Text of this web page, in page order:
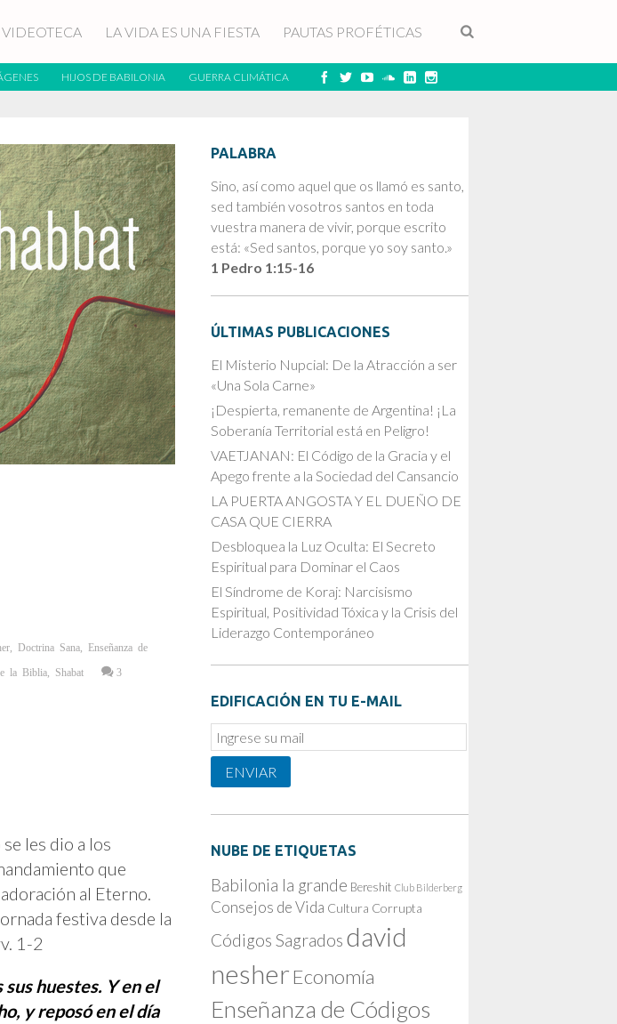
VIDEOTECA LA VIDA ES UNA FIESTA PAUTAS PROFÉTICAS
HIJOS DE BABILONIA GUERRA CLIMÁTICA
Doctrina Sana Enseñanza de
la Biblia Shabat 3
les dio a los
que
al Eterno.
festiva desde la
1-2
huestes. Y en el
y reposó en el día
PALABRA
Sino, así como aquel que os llamó es santo,
sed también vosotros santos en toda
vuestra manera de vivir, porque escrito
está: «Sed santos, porque yo soy santo.»
1 Pedro 1:15-16
ÚLTIMAS PUBLICACIONES
El Misterio Nupcial: De la Atracción a ser
«Una Sola Carne»
¡Despierta, remanente de Argentina! ¡La
Soberanía Territorial está en Peligro!
VAETJANAN: El Código de la Gracia y el
Apego frente a la Sociedad del Cansancio
LA PUERTA ANGOSTA Y EL DUEÑO DE
CASA QUE CIERRA
Desbloquea la Luz Oculta: El Secreto
Espiritual para Dominar el Caos
El Síndrome de Koraj: Narcisismo
Espiritual, Positividad Tóxica y la Crisis del
Liderazgo Contemporáneo
EDIFICACIÓN EN TU E-MAIL
Email
Subscription
ENVIAR
NUBE DE ETIQUETAS
Babilonia la grande Bereshit Club Bilderberg
Consejos de Vida Cultura Corrupta
Códigos Sagrados david
nesher Economía
Enseñanza de Códigos